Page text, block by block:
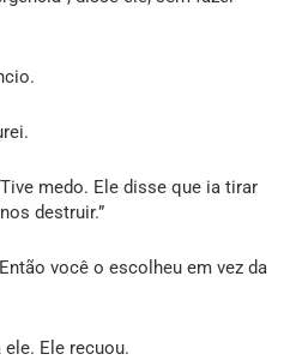
medo. Ele disse que ia tirar
destruir.”
você o escolheu em vez da
Ele recuou.